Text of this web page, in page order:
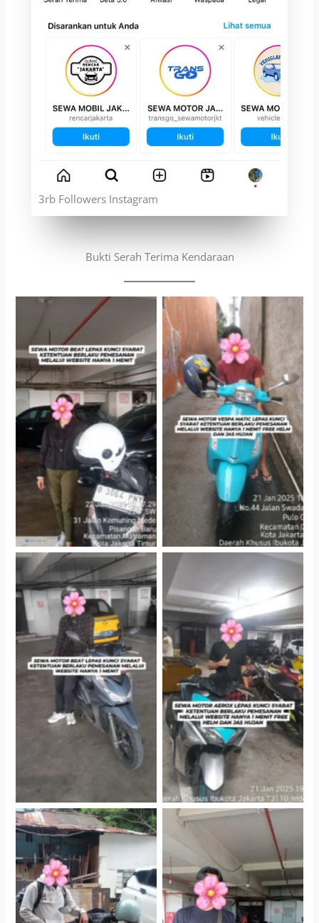
3rb Followers Instagram
Bukti Serah Terima Kendaraan
Cityplaza Jatinegara
Gedung Parkir P6A
Antar Jemput Kendaraan
Cityplaza Jatinegara
Gedung Parkir P6A
Cityplaza Jatinegara
Gedung Parkir P6A